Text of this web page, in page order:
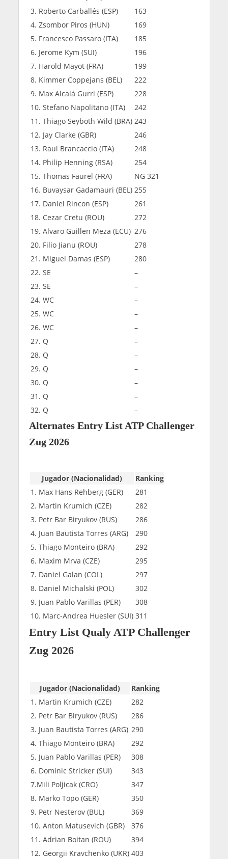
3. Roberto Carballés (ESP)
163
4. Zsombor Piros (HUN)
169
5. Francesco Passaro (ITA)
185
6. Jerome Kym (SUI)
196
7. Harold Mayot (FRA)
199
8. Kimmer Coppejans (BEL)
222
9. Max Alcalá Gurri (ESP)
228
10. Stefano Napolitano (ITA)
242
11. Thiago Seyboth Wild (BRA) 243
12. Jay Clarke (GBR)
246
13. Raul Brancaccio (ITA)
248
14. Philip Henning (RSA)
254
15. Thomas Faurel (FRA)
NG 321
16. Buvaysar Gadamauri (BEL) 255
17. Daniel Rincon (ESP)
261
18. Cezar Cretu (ROU)
272
19. Alvaro Guillen Meza (ECU) 276
20. Filio Jianu (ROU)
278
21. Miguel Damas (ESP)
280
22. SE
–
23. SE
–
24. WC
–
25. WC
–
26. WC
–
27. Q
–
28. Q
–
29. Q
–
30. Q
–
31. Q
–
32. Q
–
Alternates Entry List ATP Challenger
Zug 2026
Jugador (Nacionalidad)
Ranking
1. Max Hans Rehberg (GER)
281
2. Martin Krumich (CZE)
282
3. Petr Bar Biryukov (RUS)
286
4. Juan Bautista Torres (ARG)
290
5. Thiago Monteiro (BRA)
292
6. Maxim Mrva (CZE)
295
7. Daniel Galan (COL)
297
8. Daniel Michalski (POL)
302
9. Juan Pablo Varillas (PER)
308
10. Marc-Andrea Huesler (SUI) 311
Entry List Qualy ATP Challenger
Zug 2026
Jugador (Nacionalidad)
Ranking
1. Martin Krumich (CZE)
282
2. Petr Bar Biryukov (RUS)
286
3. Juan Bautista Torres (ARG) 290
4. Thiago Monteiro (BRA)
292
5. Juan Pablo Varillas (PER)
308
6. Dominic Stricker (SUI)
343
7.Mili Poljicak (CRO)
347
8. Marko Topo (GER)
350
9. Petr Nesterov (BUL)
369
10. Anton Matusevich (GBR)
376
11. Adrian Boitan (ROU)
394
12. Georgii Kravchenko (UKR) 403